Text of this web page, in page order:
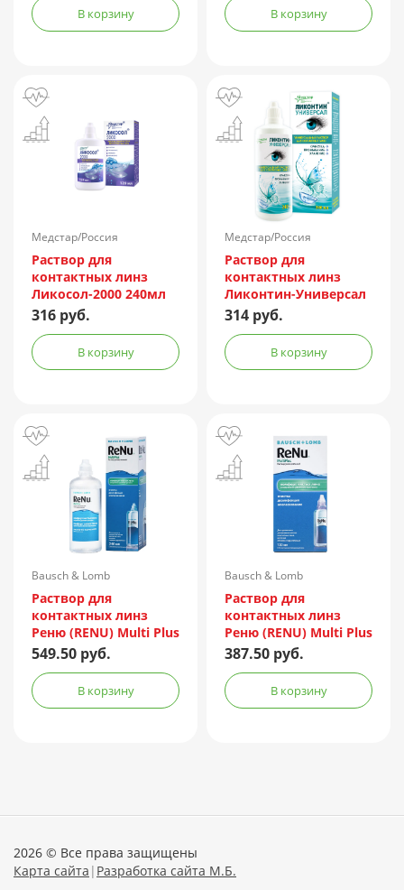
В корзину В корзину
Медстар/Россия
Раствор для
контактных линз
Ликосол-2000 240мл
316 руб.
В корзину
Медстар/Россия
Раствор для
контактных линз
Ликонтин-Универсал
240мл
314 руб.
В корзину
Bausch & Lomb
Incorporated/Италия
Раствор для
контактных линз
Реню (RENU) Multi Plus
240мл + контейнер
549.50 руб.
В корзину
Bausch & Lomb
Incorporated/Италия
Раствор для
контактных линз
Реню (RENU) Multi Plus
120мл + контейнер
387.50 руб.
В корзину
2026 © Все права защищены
Карта сайта | Разработка сайта М.Б.